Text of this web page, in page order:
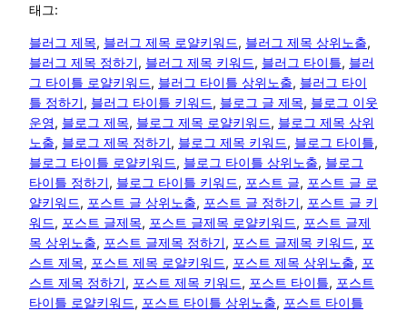
태그:
블러그 제목, 블러그 제목 로얄키워드, 블러그 제목 상위노출
블러그 제목 정하기, 블러그 제목 키워드, 블러그 타이틀, 블러
그 타이틀 로얄키워드, 블러그 타이틀 상위노출, 블러그 타이
틀 정하기, 블러그 타이틀 키워드, 블로그 글 제목, 블로그 이웃
운영, 블로그 제목, 블로그 제목 로얄키워드, 블로그 제목 상위
노출, 블로그 제목 정하기, 블로그 제목 키워드, 블로그 타이틀
블로그 타이틀 로얄키워드, 블로그 타이틀 상위노출, 블로그
타이틀 정하기, 블로그 타이틀 키워드, 포스트 글, 포스트 글 로
얄키워드, 포스트 글 상위노출, 포스트 글 정하기, 포스트 글 키
워드, 포스트 글제목, 포스트 글제목 로얄키워드, 포스트 글제
목 상위노출, 포스트 글제목 정하기, 포스트 글제목 키워드, 포
스트 제목, 포스트 제목 로얄키워드, 포스트 제목 상위노출, 포
스트 제목 정하기, 포스트 제목 키워드, 포스트 타이틀, 포스트
타이틀 로얄키워드, 포스트 타이틀 상위노출, 포스트 타이틀